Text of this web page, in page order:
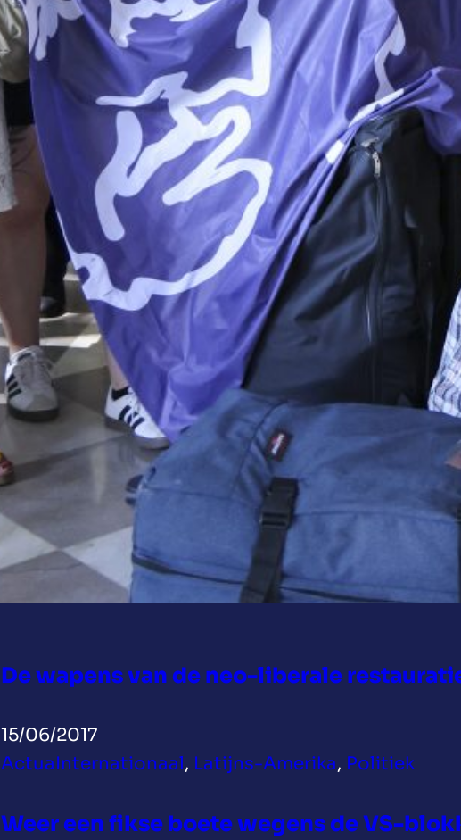
De wapens van de neo-liberale
15/06/2017
ActuaInternationaal, Latijns-Amerika, Politiek
Weer een fikse boete wegens de VS-